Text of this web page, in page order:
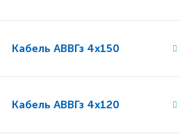
Кабель АВВГз 4x150
Кабель АВВГз 4x120